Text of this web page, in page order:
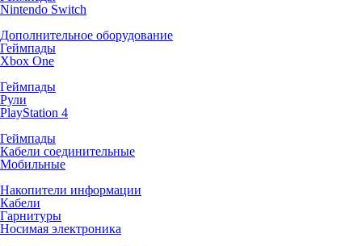
Nintendo Switch
Дополнительное оборудование
Геймпады
Xbox One
Геймпады
Рули
PlayStation 4
Геймпады
Кабели соединительные
Мобильные
Накопители информации
Кабели
Гарнитуры
Носимая электроника